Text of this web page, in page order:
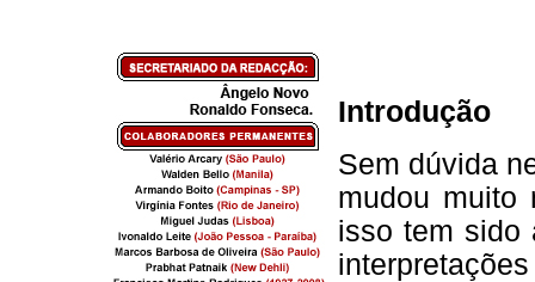
Introdução
Sem dúvida
mudou muito
isso tem sido